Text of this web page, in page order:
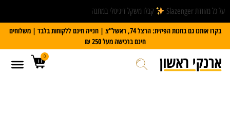
על כל מזוודת Slazenger
קבלו משקל דיגיטלי במתנה
בקרו אותנו גם בחנות הפיזית: הרצל 74, ראשל”צ | חנייה חינם ללקוחות בלבד | משלוחים
חינם ברכישה מעל 250 ₪
0